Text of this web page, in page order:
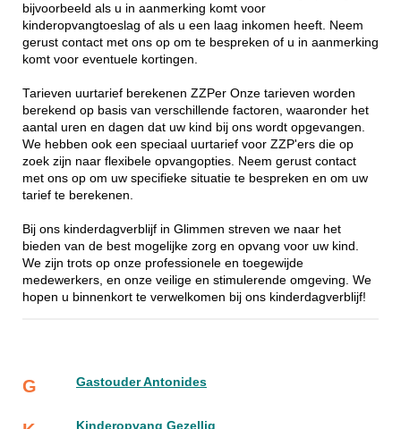
bijvoorbeeld als u in aanmerking komt voor
kinderopvangtoeslag of als u een laag inkomen heeft. Neem
gerust contact met ons op om te bespreken of u in aanmerking
komt voor eventuele kortingen.
Tarieven uurtarief berekenen ZZPer Onze tarieven worden
berekend op basis van verschillende factoren, waaronder het
aantal uren en dagen dat uw kind bij ons wordt opgevangen.
We hebben ook een speciaal uurtarief voor ZZP'ers die op
zoek zijn naar flexibele opvangopties. Neem gerust contact
met ons op om uw specifieke situatie te bespreken en om uw
tarief te berekenen.
Bij ons kinderdagverblijf in Glimmen streven we naar het
bieden van de best mogelijke zorg en opvang voor uw kind.
We zijn trots op onze professionele en toegewijde
medewerkers, en onze veilige en stimulerende omgeving. We
hopen u binnenkort te verwelkomen bij ons kinderdagverblijf!
G Gastouder Antonides
Kinderopvang Gezellig